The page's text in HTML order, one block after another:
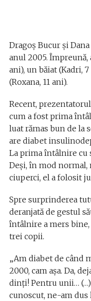
Dragoș Bucur și
anul 2005. Împreună,
ani), un băiat (Kadri,
(Roxana, 11 ani).
Recent,
cum a fost prima
luat rămas bun de la
are diabet
La prima întâlnire cu
Deși, în mod
ciuperci, el a folosit
Spre surprinderea
deranjată de gestul
întâlnire a mers bine,
trei copii.
„Am diabet de când
2000, cam așa. Da,
dinți! Pentru unii… (…)
cunoscut, ne-am dus